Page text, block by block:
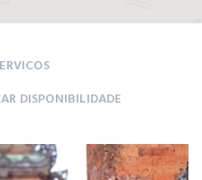
DISPONIBILIDADE